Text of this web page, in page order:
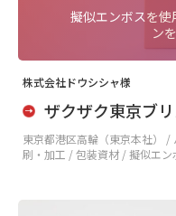
擬似エンボスを使
ン
株式会社ドウシシャ様
ザクザク東京ブ
東京都港区高輪（東京本社） /
刷・加工 / 包装資材 / 擬似エ